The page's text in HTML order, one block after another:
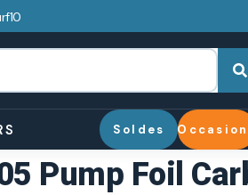
Soldes
Pump Foil